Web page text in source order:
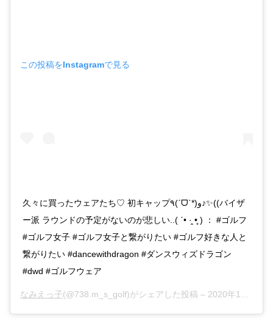
この投稿をInstagramで見る
久々に買ったウェアたち♡ 初キャップ٩(ˊᗜˋ*)و♪✨((バイザ
ー派 ラウンドの予定がないのが悲しい..( ˊ• ·̭ •̥ ) ： #ゴルフ
#ゴルフ女子 #ゴルフ女子と繋がりたい #ゴルフ好きな人と
繋がりたい #dancewithdragon #ダンスウィズドラゴン
#dwd #ゴルフウェア
なみえっ子(@738.m_s_golf)がシェアした投稿 – 2020年10月月18日午後9時43分PDT